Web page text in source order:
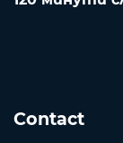
Contact